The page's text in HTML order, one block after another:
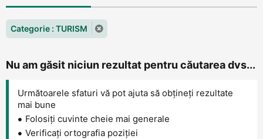
Categorie : TURISM
Nu am găsit niciun rezultat pentru căutarea dvs...
Următoarele sfaturi vă pot ajuta să obțineți rezultate
mai bune
Folosiți cuvinte cheie mai generale
Verificați ortografia poziției